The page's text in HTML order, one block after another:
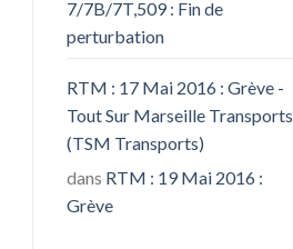
7/7B/7T,509 : Fin de
perturbation
RTM : 17 Mai 2016 : Grève -
Tout Sur Marseille Transports
(TSM Transports)
dans RTM : 19 Mai 2016 :
Grève